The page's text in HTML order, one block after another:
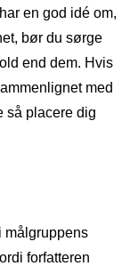
en god idé om,
bør du sørge
end dem. Hvis
med
så placere dig
målgruppens
forfatteren